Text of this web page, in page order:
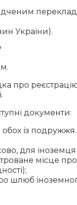
України).
про
документи:
із
для іноземця
місце
іноземного